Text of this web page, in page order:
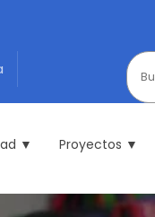
▼ Proyectos ▼